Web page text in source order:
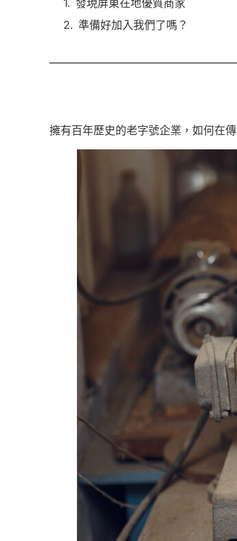
發現屏東在地優質商家
準備好加入我們了嗎？
擁有百年歷史的老字號企業，如何在